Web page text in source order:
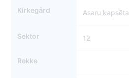
Kirkegård Asaru kapsēta
Sektor 12
Rekke